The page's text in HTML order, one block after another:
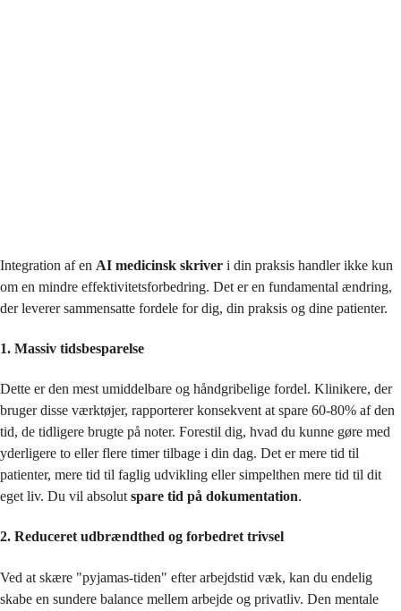
Integration af en AI medicinsk skriver i din praksis handler ikke kun
om en mindre effektivitetsforbedring. Det er en fundamental ændring,
der leverer sammensatte fordele for dig, din praksis og dine patienter.
1. Massiv tidsbesparelse
Dette er den mest umiddelbare og håndgribelige fordel. Klinikere, der
bruger disse værktøjer, rapporterer konsekvent at spare 60-80% af den
tid, de tidligere brugte på noter. Forestil dig, hvad du kunne gøre med
yderligere to eller flere timer tilbage i din dag. Det er mere tid til
patienter, mere tid til faglig udvikling eller simpelthen mere tid til dit
eget liv. Du vil absolut spare tid på dokumentation.
2. Reduceret udbrændthed og forbedret trivsel
Ved at skære "pyjamas-tiden" efter arbejdstid væk, kan du endelig
skabe en sundere balance mellem arbejde og privatliv. Den mentale